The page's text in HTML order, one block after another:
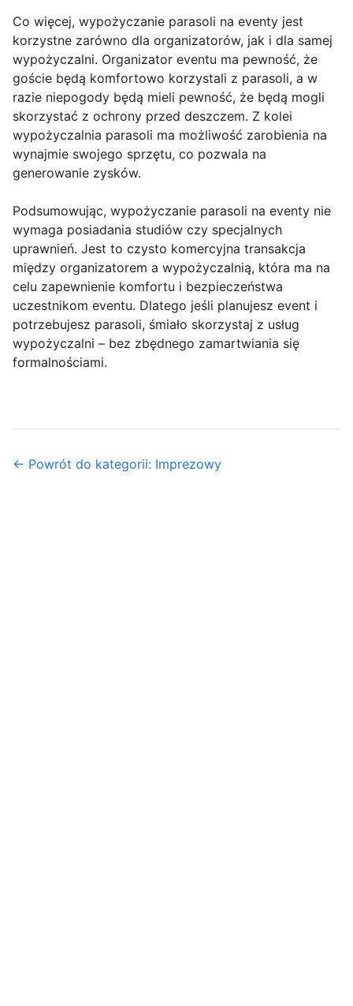
Co więcej, wypożyczanie parasoli na eventy jest
korzystne zarówno dla organizatorów, jak i dla samej
wypożyczalni. Organizator eventu ma pewność, że
goście będą komfortowo korzystali z parasoli, a w
razie niepogody będą mieli pewność, że będą mogli
skorzystać z ochrony przed deszczem. Z kolei
wypożyczalnia parasoli ma możliwość zarobienia na
wynajmie swojego sprzętu, co pozwala na
generowanie zysków.
Podsumowując, wypożyczanie parasoli na eventy nie
wymaga posiadania studiów czy specjalnych
uprawnień. Jest to czysto komercyjna transakcja
między organizatorem a wypożyczalnią, która ma na
celu zapewnienie komfortu i bezpieczeństwa
uczestnikom eventu. Dlatego jeśli planujesz event i
potrzebujesz parasoli, śmiało skorzystaj z usług
wypożyczalni – bez zbędnego zamartwiania się
formalnościami.
← Powrót do kategorii: Imprezowy